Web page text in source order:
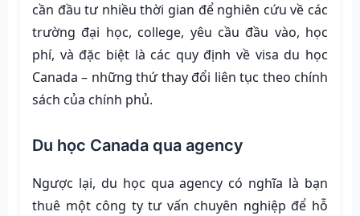
cần đầu tư nhiều thời gian để nghiên cứu về các
trường đại học, college, yêu cầu đầu vào, học
phí, và đặc biệt là các quy định về visa du học
Canada – những thứ thay đổi liên tục theo chính
sách của chính phủ.
Du học Canada qua agency
Ngược lại, du học qua agency có nghĩa là bạn
thuê một công ty tư vấn chuyên nghiệp để hỗ